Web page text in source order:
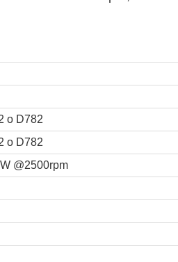
o ​​D782
o ​​D782
@2500rpm